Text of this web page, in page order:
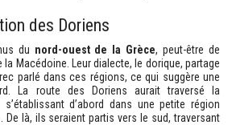
des Doriens
du nord-ouest de la Grèce, peut-être de
la Macédoine. Leur dialecte, le dorique, partage
parlé dans ces régions, ce qui suggère une
La route des Doriens aurait traversé la
s’établissant d’abord dans une petite région
. De là, ils seraient partis vers le sud, traversant